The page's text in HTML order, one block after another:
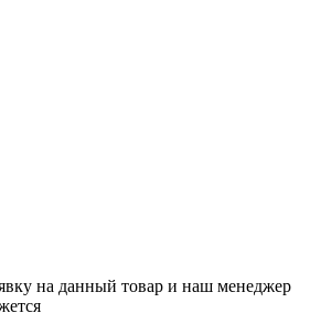
на данный товар и наш менеджер